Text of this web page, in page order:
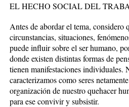
EL HECHO SOCIAL DEL
Antes de abordar el tema, considero
circunstancias, situaciones,
puede influir sobre el ser humano,
donde existen distintas formas de
tienen manifestaciones individuales.
caracterizamos como seres
organización de nuestro quehacer
para ese convivir y subsistir.